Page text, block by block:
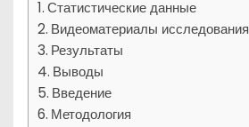
Статистические данные
Видеоматериалы исследования
Результаты
Выводы
Введение
Методология